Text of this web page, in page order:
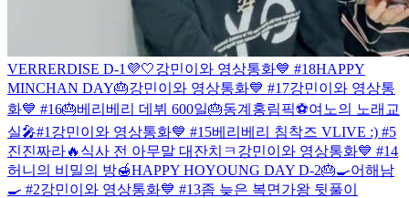
VERRERDISE D-1💜🤍강민이와 영상통화💙 #18HAPPY
MINCHAN DAY🎂강민이와 영상통화💙 #17강민이와 영상통
화💙 #16🎂베리베리 데뷔 600일🎂동계홍림픽⚽️여노의 노래교
실🎤#1 강민이와 영상통화💙 #15베리베리 침착즈 VLIVE :) #5
진진짜라🔥 식사 전 아무말 대잔치ㅋ 강민이와 영상통화💙 #14
허니의 비밀의 방🍯HAPPY HOYOUNG DAY D-2🎂🍳어해남
🍳 #2강민이와 영상통화💙 #13좀 늦은 복면가왕 뒷풀이